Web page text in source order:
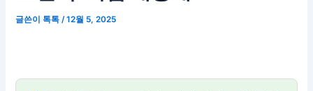
글쓴이톡톡 /12월 5, 2025